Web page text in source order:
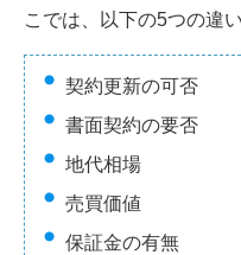
こでは、以下の5つの違
契約更新の可否
書面契約の要否
地代相場
売買価値
保証金の有無